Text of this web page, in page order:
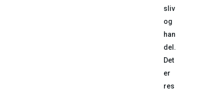
sliv
og
han
del.
Det
er
res